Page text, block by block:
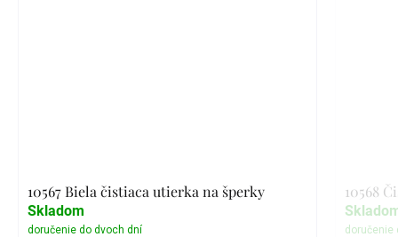
10567 Biela čistiaca utierka na šperky
Skladom
10568